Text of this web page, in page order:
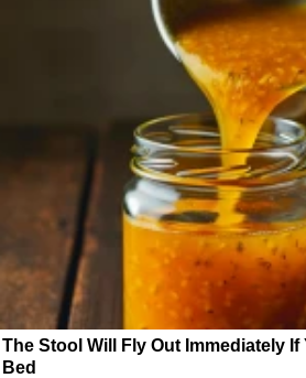
The Stool Will Fly Out Immediately
Bed